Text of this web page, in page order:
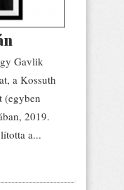
Gavlik
a Kossuth
(egyben
2019.
a...